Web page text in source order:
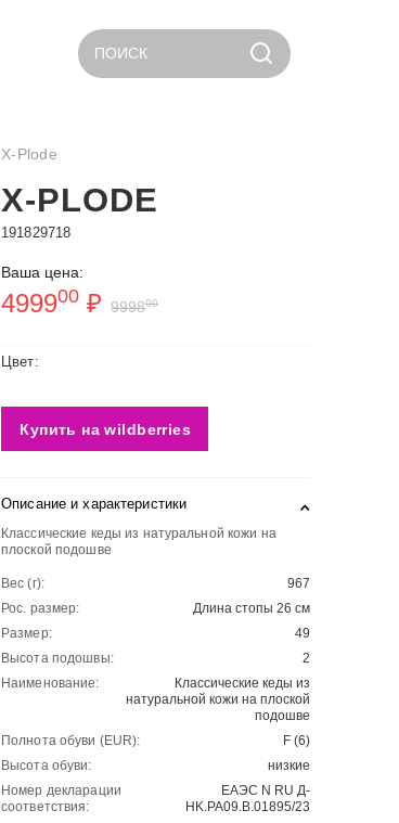
ПОИСК
X-Plode
X-PLODE
191829718
Ваша цена:
499900 ₽ 999800
Цвет:
Купить на wildberries
Описание и характеристики
Классические кеды из натуральной кожи на
плоской подошве
Вес (г):
967
Рос. размер:
Длина стопы 26 см
Размер:
49
Высота подошвы:
2
Наименование:
Классические кеды из
натуральной кожи на плоской
подошве
Полнота обуви (EUR):
F (6)
Высота обуви:
низкие
Номер декларации
соответствия:
ЕАЭС N RU Д-
HK.РА09.В.01895/23